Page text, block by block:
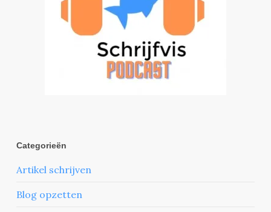
Categorieën
Artikel schrijven
Blog opzetten